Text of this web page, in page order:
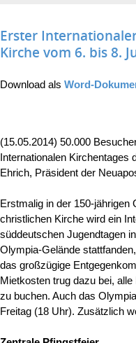
Erster
Kirche vom 6. bis 8.
Download als Word-
(15.05.2014) 50.000
Internationalen Kirchentages
Ehrich, Präsident der
Erstmalig in der 150-jährigen
christlichen Kirche wird ein
süddeutschen Jugendtagen
Olympia-Gelände
das großzügige
Mietkosten trug dazu bei,
zu buchen. Auch das
Freitag (18 Uhr). Zusätzlich